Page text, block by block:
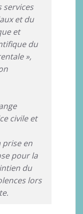
services
et du
et
du
»,
civile et
prise en
pour la
du
lors